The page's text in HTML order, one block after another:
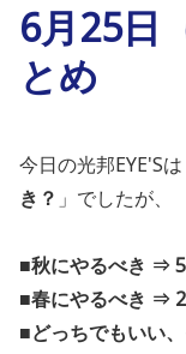
6月25日
とめ
今日の光邦EYE'S
き？ 」 でしたが、
■秋にやるべき ⇒
■春にやるべき ⇒
■どっちでもいい